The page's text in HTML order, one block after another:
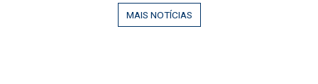
MAIS NOTÍCIAS